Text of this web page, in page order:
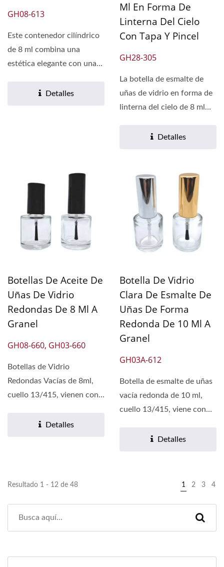
GH08-613
Este contenedor cilíndrico
de 8 ml combina una
estética elegante con una
Detalles
Ml En Forma De
Linterna Del Cielo
Con Tapa Y Pincel
GH28-305
La botella de esmalte de
uñas de vidrio en forma de
linterna del cielo de 8 ml
Detalles
Botellas De Aceite De
Uñas De Vidrio
Redondas De 8 Ml A
Granel
GH08-660, GH03-660
Botellas de Vidrio
Redondas Vacías de 8ml,
cuello 13/415, vienen con
esmalte...
Detalles
Botella De Vidrio
Clara De Esmalte De
Uñas De Forma
Redonda De 10 Ml A
Granel
GH03A-612
Botella de esmalte de uñas
vacía redonda de 10 ml,
cuello 13/415, viene con
Detalles
Resultado 1 - 12 de 48 1 2 3 4